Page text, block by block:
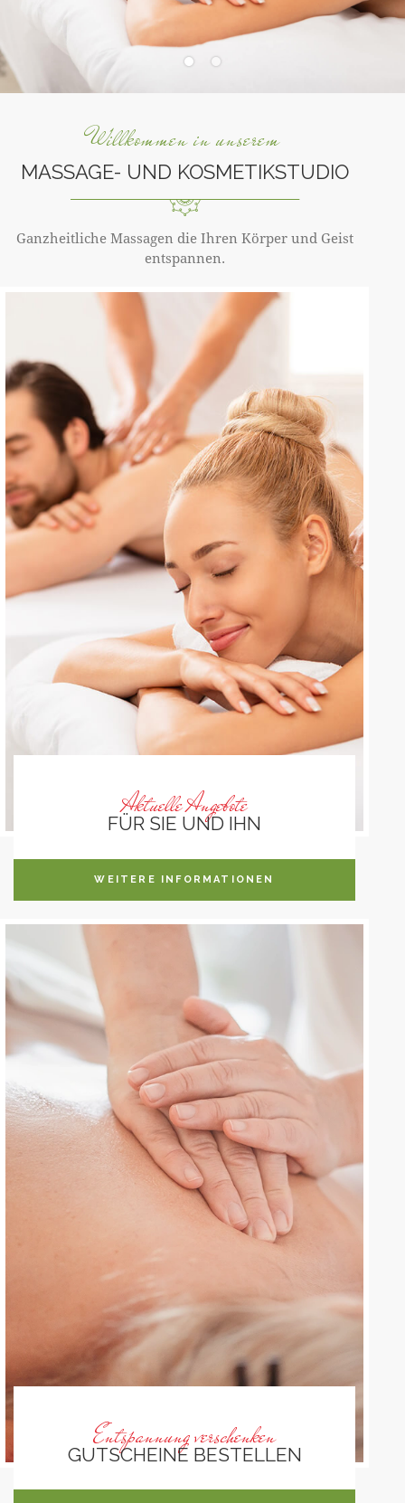
Willkommen in unserem
MASSAGE- UND KOSMETIKSTUDIO
Ganzheitliche Massagen die Ihren Körper und Geist
entspannen.
Aktuelle Angebote
FÜR SIE UND IHN
WEITERE INFORMATIONEN
Entspannung verschenken
GUTSCHEINE BESTELLEN